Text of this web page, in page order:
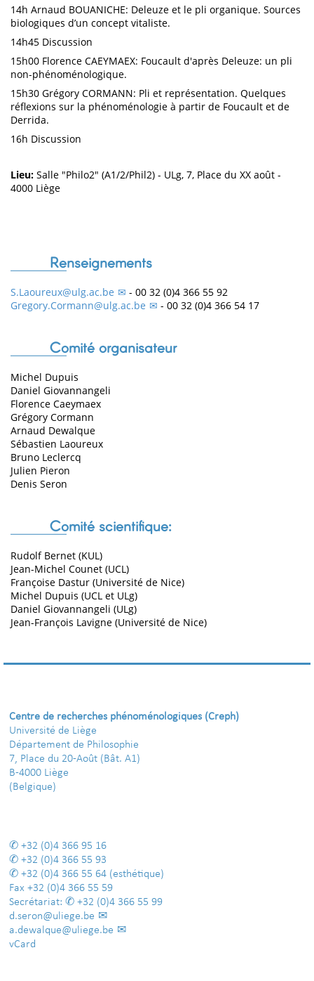
14h Arnaud BOUANICHE: Deleuze et le pli organique. Sources
biologiques d’un concept vitaliste.
14h45 Discussion
15h00 Florence CAEYMAEX: Foucault d'après Deleuze: un pli
non-phénoménologique.
15h30 Grégory CORMANN: Pli et représentation. Quelques
réflexions sur la phénoménologie à partir de Foucault et de
Derrida.
16h Discussion
Lieu: Salle "Philo2" (A1/2/Phil2) - ULg, 7, Place du XX août -
4000 Liège
Renseignements
S.Laoureux@ulg.ac.be
- 00 32 (0)4 366 55 92
Gregory.Cormann@ulg.ac.be
- 00 32 (0)4 366 54 17
Comité organisateur
Michel Dupuis
Daniel Giovannangeli
Florence Caeymaex
Grégory Cormann
Arnaud Dewalque
Sébastien Laoureux
Bruno Leclercq
Julien Pieron
Denis Seron
Comité scientifique:
Rudolf Bernet (KUL)
Jean-Michel Counet (UCL)
Françoise Dastur (Université de Nice)
Michel Dupuis (UCL et ULg)
Daniel Giovannangeli (ULg)
Jean-François Lavigne (Université de Nice)
Centre de recherches phénoménologiques (Creph)
Université de Liège
Département de Philosophie
7, Place du 20-Août (Bât. A1)
B-4000 Liège
(Belgique)
+32 (0)4 366 95 16
+32 (0)4 366 55 93
+32 (0)4 366 55 64 (esthétique)
Fax +32 (0)4 366 55 59
Secrétariat:
+32 (0)4 366 55 99
d.seron@uliege.be
a.dewalque@uliege.be
vCard